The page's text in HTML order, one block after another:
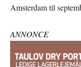
Amsterdam til
ANNONCE